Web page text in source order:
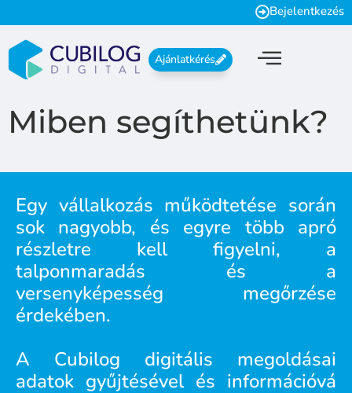
Bejelentkezés
Ajánlatkérés
Miben segíthetünk?
Egy vállalkozás működtetése során
sok nagyobb, és egyre több apró
részletre kell figyelni, a
talponmaradás és a
versenyképesség megőrzése
érdekében.
A Cubilog digitális megoldásai
adatok gyűjtésével és információvá